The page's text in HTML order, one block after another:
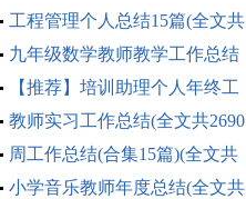
工程管理个人总结15篇(全文共
21870字)
九年级数学教师教学工作总结
（通用6篇）(全文共7137字)
【推荐】培训助理个人年终工
作总结(全文共1658字)
教师实习工作总结(全文共2690
字)周工作总结(合集15篇)(全文共
13162字)
小学音乐教师年度总结(全文共